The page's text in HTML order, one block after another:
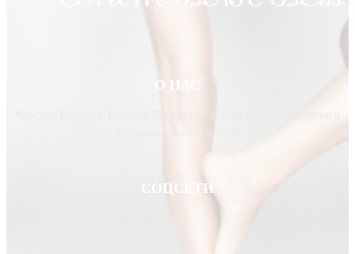
О НАС
СОЦСЕТИ